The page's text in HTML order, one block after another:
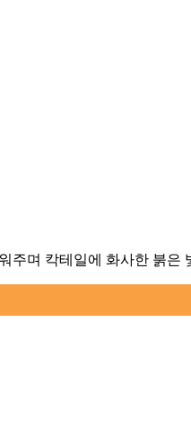
주며 칵테일에 화사한 붉은